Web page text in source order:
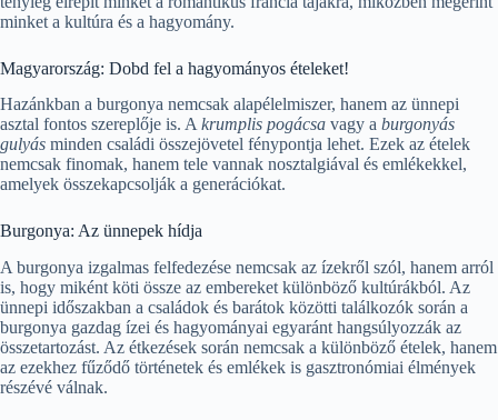
minket a kultúra és a hagyomány.
Magyarország: Dobd fel a hagyományos ételeket!
Hazánkban a burgonya nemcsak alapélelmiszer, hanem az ünnepi
asztal fontos szereplője is. Akrumplis pogácsa vagy a burgonyás
gulyás minden családi összejövetel fénypontja lehet. Ezek az ételek
nemcsak finomak, hanem tele vannak nosztalgiával és emlékekkel,
amelyek összekapcsolják a generációkat.
Burgonya: Az ünnepek hídja
A burgonya izgalmas felfedezése nemcsak az ízekről szól, hanem arról
is, hogy miként köti össze az embereket különböző kultúrákból. Az
ünnepi időszakban a családok és barátok közötti találkozók során a
burgonya gazdag ízei és hagyományai egyaránt hangsúlyozzák az
összetartozást. Az étkezések során nemcsak a különböző ételek, hanem
az ezekhez fűződő történetek és emlékek is gasztronómiai élmények
részévé válnak.